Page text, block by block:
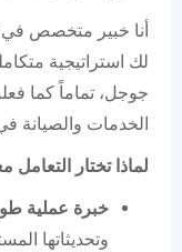
لك استراتيجية
جوجل، تماماً كما
الخدمات والصيانة
لماذا تختار التعامل
خبرة عملية
وتحديثاتها